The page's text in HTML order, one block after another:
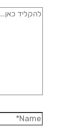
להקליד
Name*